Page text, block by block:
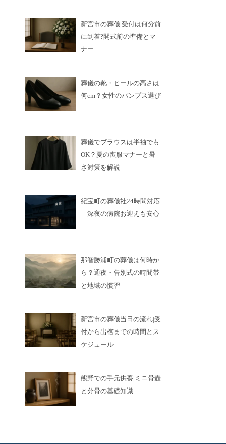
新宮市の葬儀|受付は何分前
に到着?開式前の準備とマ
ナー
葬儀の靴・ヒールの高さは
何cm？女性のパンプス選び
葬儀でブラウスは半袖でも
OK？夏の喪服マナーと暑
さ対策を解説
紀宝町の葬儀社24時間対応
｜深夜の病院お迎えも安心
那智勝浦町の葬儀は何時か
ら？通夜・告別式の時間帯
と地域の慣習
新宮市の葬儀当日の流れ|受
付から出棺までの時間とス
ケジュール
熊野での手元供養|ミニ骨壺
と分骨の基礎知識